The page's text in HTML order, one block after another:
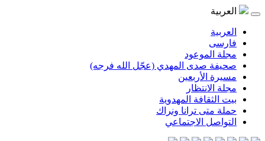
المهدي (عجّل الله فرجه)
المهدوية
ترانا ونراك
الاجتماعي